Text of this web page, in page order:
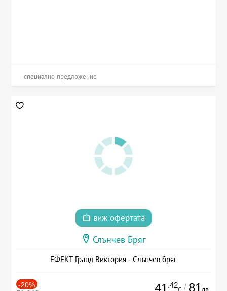
специално предложение
виж офертата
Слънчев Бряг
ЕФЕКТ Гранд Виктория - Слънчев бряг
-20% 41 .42 / 81